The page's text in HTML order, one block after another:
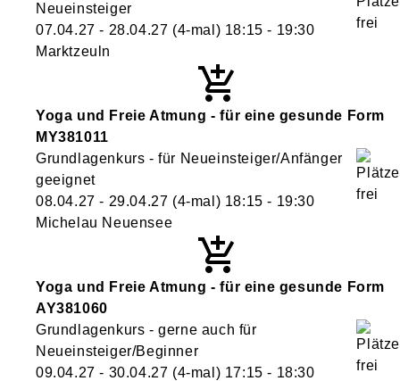
Neueinsteiger
07.04.27 - 28.04.27 (4-mal) 18:15 - 19:30
Marktzeuln
Yoga und Freie Atmung - für eine gesunde Form
MY381011
Grundlagenkurs - für Neueinsteiger/Anfänger
geeignet
08.04.27 - 29.04.27 (4-mal) 18:15 - 19:30
Michelau Neuensee
Yoga und Freie Atmung - für eine gesunde Form
AY381060
Grundlagenkurs - gerne auch für
Neueinsteiger/Beginner
09.04.27 - 30.04.27 (4-mal) 17:15 - 18:30